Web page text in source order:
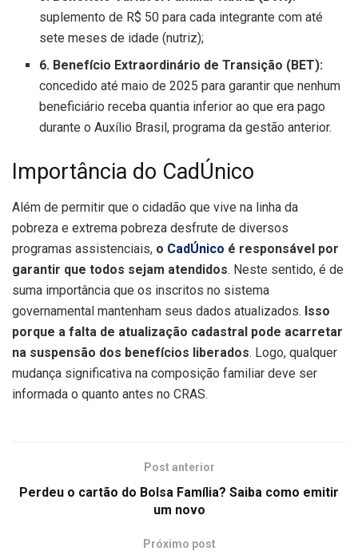
suplemento de R$ 50 para cada integrante com até
sete meses de idade (nutriz);
6. Benefício Extraordinário de Transição (BET):
concedido até maio de 2025 para garantir que nenhum
beneficiário receba quantia inferior ao que era pago
durante o Auxílio Brasil, programa da gestão anterior.
Importância do CadÚnico
Além de permitir que o cidadão que vive na linha da
pobreza e extrema pobreza desfrute de diversos
programas assistenciais, o CadÚnico é responsável por
garantir que todos sejam atendidos. Neste sentido, é de
suma importância que os inscritos no sistema
governamental mantenham seus dados atualizados. Isso
porque a falta de atualização cadastral pode acarretar
na suspensão dos benefícios liberados. Logo, qualquer
mudança significativa na composição familiar deve ser
informada o quanto antes no CRAS.
Post anterior
Perdeu o cartão do Bolsa Família? Saiba como emitir
um novo
Próximo post